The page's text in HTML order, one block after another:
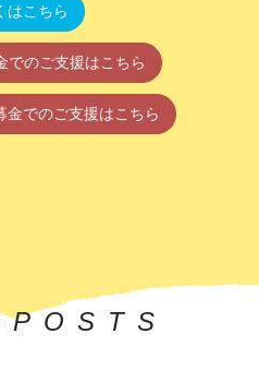
はこちら
でのご支援はこちら
金でのご支援はこちら
POSTS